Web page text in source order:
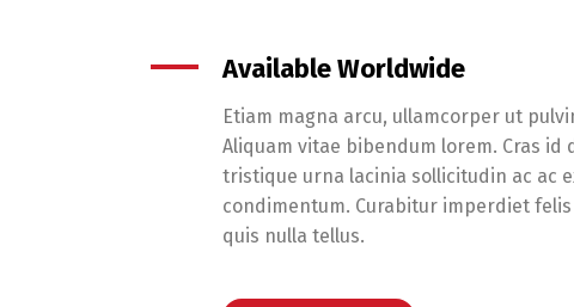
Available Worldwide
Etiam magna arcu, ullamcorper ut
Aliquam vitae bibendum lorem. Cras id
tristique urna lacinia sollicitudin ac ac
condimentum. Curabitur imperdiet
quis nulla tellus.